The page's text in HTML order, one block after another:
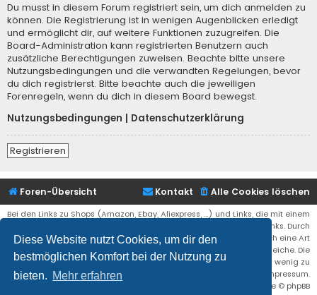
Diese Website nutzt Cookies, um dir den
bestmöglichen Komfort bei der Nutzung zu
bieten. Mehr erfahren
Du musst in diesem Forum registriert sein, um dich anmelden zu
können. Die Registrierung ist in wenigen Augenblicken erledigt
und ermöglicht dir, auf weitere Funktionen zuzugreifen. Die
Board-Administration kann registrierten Benutzern auch
zusätzliche Berechtigungen zuweisen. Beachte bitte unsere
Nutzungsbedingungen und die verwandten Regelungen, bevor
du dich registrierst. Bitte beachte auch die jeweiligen
Forenregeln, wenn du dich in diesem Board bewegst.
Nutzungsbedingungen
Datenschutzerklärung
Registrieren
Foren-Übersicht Alle Cookies löschen
Kontakt
Bei den Links zu Shops (Amazon, Ebay, Aliexpress, ...) und Links, die mit einem
Stern (*) markiert sind, kann es sich um sogenannte Affiliate Links. Durch
den Kauf eines Produktes über einen Affiliate Link erhälte ich eine Art
Umsatzbeteiligung gutgeschrieben. Für euch bleibt der Preis der gleiche. Die
Einnahmen helfen die Hostgebühren für diese Webseite ein wenig zu
reduzieren. Siehe auch das Impressum.
® Forum Software © phpBB